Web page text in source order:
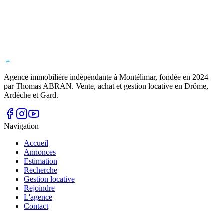
Agence immobilière indépendante à Montélimar, fondée en 2024
par Thomas ABRAN. Vente, achat et gestion locative en Drôme,
Ardèche et Gard.
Navigation
Accueil
Annonces
Estimation
Recherche
Gestion locative
Rejoindre
L'agence
Contact